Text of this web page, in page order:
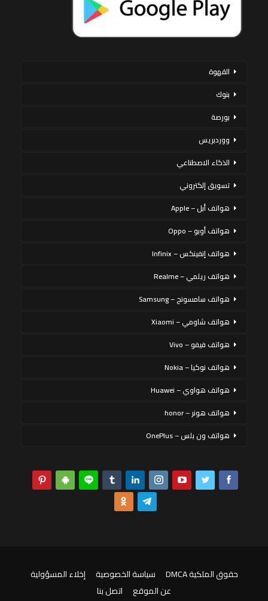
القهوة
بنوك
بورصة
ووردبريس
الذكاء الاصطناعي
تسويق إلكتروني
هواتف أبل – Apple
هواتف أوبو – Oppo
هواتف إنفينكس – Infinix
هواتف ريلمي – Realme
هواتف سامسونج – Samsung
هواتف شاومي – Xiaomi
هواتف فيفو – Vivo
هواتف نوكيا – Nokia
هواتف هواوي – Huawei
هواتف هونر – honor
هواتف ون بلس – OnePlus
حقوق الملكية DMCA سياسة الخصوصية
إخلاء المسؤولية
عن الموقع
اتصل بنا